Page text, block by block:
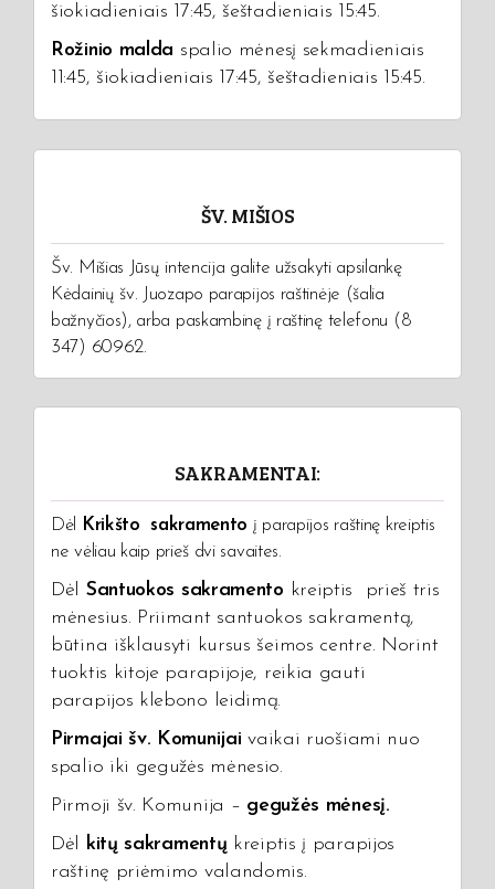
šiokiadieniais 17:45, šeštadieniais 15:45.
Rožinio malda spalio mėnesį sekmadieniais
11:45, šiokiadieniais 17:45, šeštadieniais 15:45.
ŠV. MIŠIOS
Šv. Mišias Jūsų intencija galite užsakyti apsilankę
Kėdainių šv. Juozapo parapijos raštinėje (šalia
bažnyčios), arba paskambinę į raštinę telefonu (8
347) 60962.
SAKRAMENTAI:
Dėl Krikšto sakramento į parapijos raštinę kreiptis
ne vėliau kaip prieš dvi savaites.
Dėl Santuokos sakramento kreiptis prieš tris
mėnesius. Priimant santuokos sakramentą,
būtina išklausyti kursus šeimos centre. Norint
tuoktis kitoje parapijoje, reikia gauti
parapijos klebono leidimą.
Pirmajai šv. Komunijai vaikai ruošiami nuo
spalio iki gegužės mėnesio.
Pirmoji šv. Komunija – gegužės mėnesį.
Dėl kitų sakramentų kreiptis į parapijos
raštinę priėmimo valandomis.